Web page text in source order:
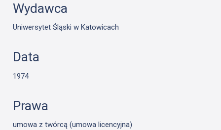
Wydawca
Uniwersytet Śląski w Katowicach
Data
1974
Prawa
umowa z twórcą (umowa licencyjna)